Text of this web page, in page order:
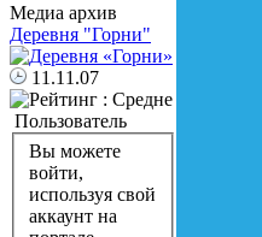
Медиа архив
Деревня "Горни"
11.11.07
Пользователь
Вы можете
войти,
используя свой
аккаунт на